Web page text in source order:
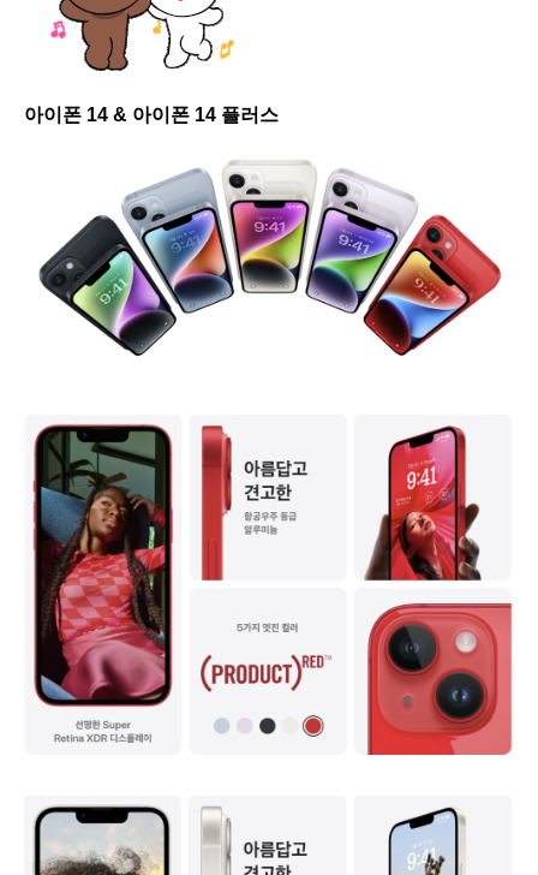
아이폰 14 & 아이폰 14 플러스